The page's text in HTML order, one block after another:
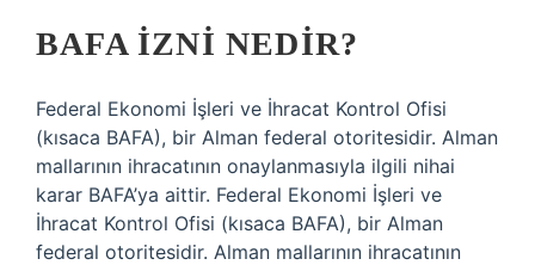
BAFA IZNI NEDIR?
Federal Ekonomi İşleri ve İhracat Kontrol Ofisi
(kısaca BAFA), bir Alman federal otoritesidir. Alman
mallarının ihracatının onaylanmasıyla ilgili nihai
karar BAFA’ya aittir. Federal Ekonomi İşleri ve
İhracat Kontrol Ofisi (kısaca BAFA), bir Alman
federal otoritesidir. Alman mallarının ihracatının